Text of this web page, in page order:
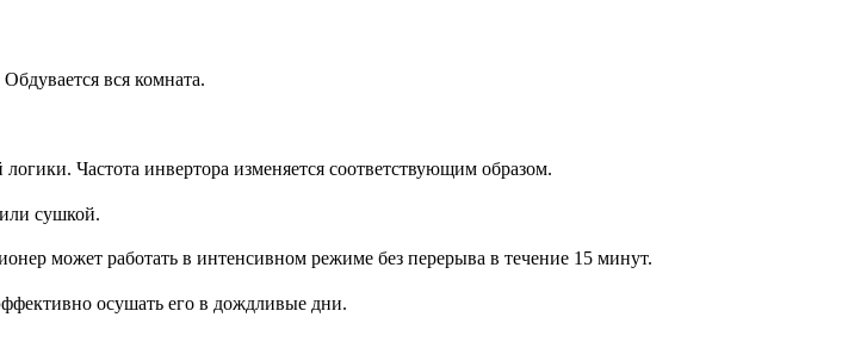
вся комната.
Частота инвертора изменяется соответствующим образом.
сушкой.
может работать в интенсивном режиме без перерыва в течение 15 минут.
осушать его в дождливые дни.